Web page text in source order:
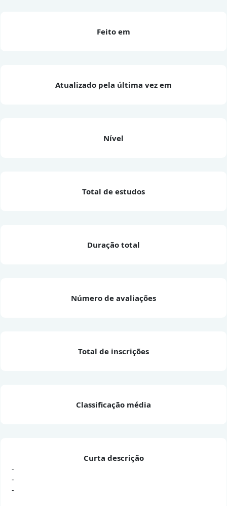
Feito em
Atualizado pela última vez em
Nível
Total de estudos
Duração total
Número de avaliações
Total de inscrições
Classificação média
Curta descrição
-
-
-